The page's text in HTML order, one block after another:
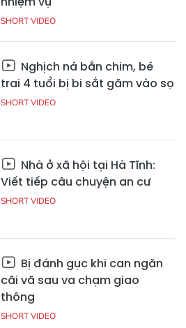
SHORT VIDEO
Nghịch ná bắn chim, bé
trai 4 tuổi bị bi sắt găm vào sọ
SHORT VIDEO
Nhà ở xã hội tại Hà Tĩnh:
Viết tiếp câu chuyện an cư
SHORT VIDEO
Bị đánh gục khi can ngăn
cãi vã sau va chạm giao
thông
SHORT VIDEO